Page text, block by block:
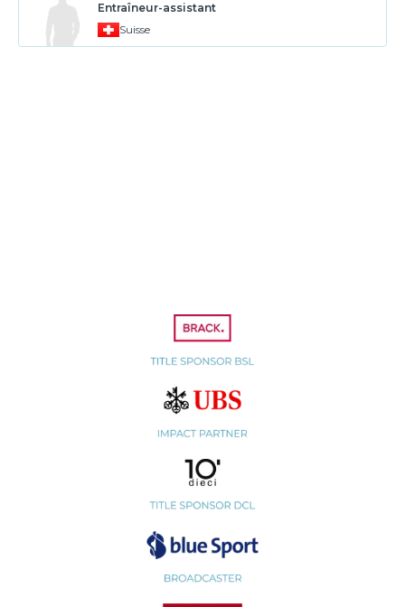
Entraîneur-assistant
Suisse